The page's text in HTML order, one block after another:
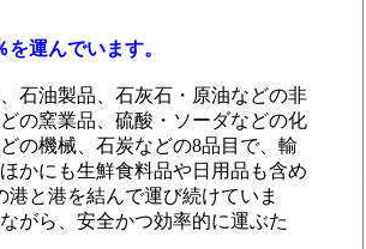
運んでいます。
石油製品、石灰石・原油などの非
の窯業品、硫酸・ソーダなどの化
の機械、石炭などの8品目で、輸
かにも生鮮食料品や日用品も含め
港と港を結んで運び続けていま
がら、安全かつ効率的に運ぶた